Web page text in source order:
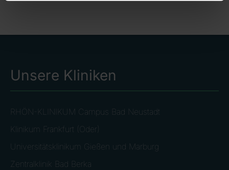
Unsere Kliniken
RHÖN-KLINIKUM Campus Bad Neustadt
Klinikum Frankfurt (Oder)
Universitätsklinikum Gießen und Marburg
Zentralklinik Bad Berka